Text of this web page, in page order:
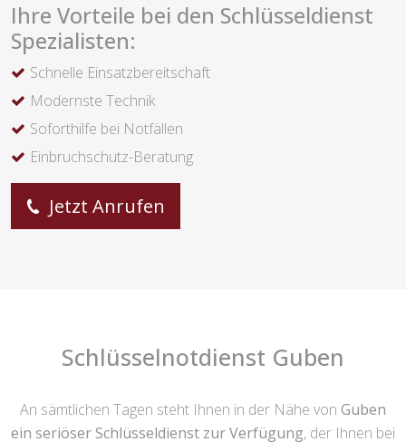
Ihre Vorteile bei den Schlüsseldienst
Spezialisten:
Schnelle Einsatzbereitschaft
Modernste Technik
Soforthilfe bei Notfällen
Einbruchschutz-Beratung
Jetzt Anrufen
Schlüsselnotdienst Guben
An sämtlichen Tagen steht Ihnen in der Nähe von Guben
ein seriöser Schlüsseldienst zur Verfügung, der Ihnen bei